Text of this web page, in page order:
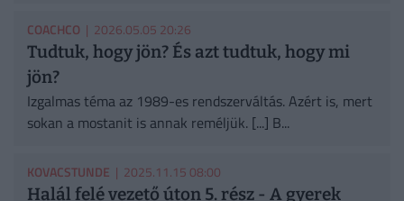
COACHCO | 2026.05.05 20:26
Tudtuk, hogy jön? És azt tudtuk, hogy mi
jön?
Izgalmas téma az 1989-es rendszerváltás. Azért is, mert
sokan a mostanit is annak reméljük. [...] B...
KOVACSTUNDE | 2025.11.15 08:00
Halál felé vezető úton 5. rész - A gyerek